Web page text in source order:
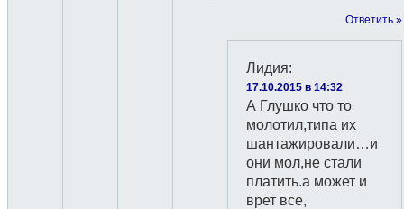
Ответить »
Лидия:
17.10.2015 в 14:32
А Глушко что то
молотил,типа их
шантажировали…и
они мол,не стали
платить.а может и
врет все,